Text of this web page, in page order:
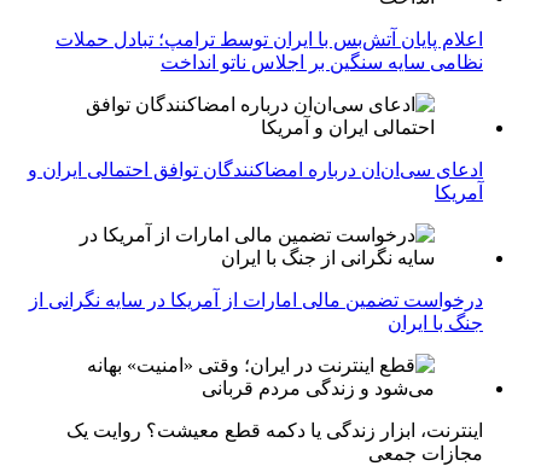
اعلام پایان آتش‌بس با ایران توسط ترامپ؛ تبادل حملات
نظامی سایه سنگین بر اجلاس ناتو انداخت
ادعای سی‌ان‌ان درباره امضاکنندگان توافق احتمالی ایران و
آمریکا
درخواست تضمین مالی امارات از آمریکا در سایه نگرانی از
جنگ با ایران
اینترنت، ابزار زندگی یا دکمه قطع معیشت؟ روایت یک
مجازات جمعی